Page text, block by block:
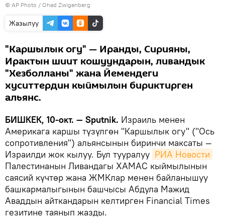
© AP Photo / Ohad Zwigenberg
Жазылуу
"Каршылык огу" — Иранды, Сирияны,
Ирактын шиит кошуундарын, ливандык
"Хезболланы" жана Йемендеги
хуситтердин кыймылын бириктирген
альянс.
БИШКЕК, 10-окт. — Sputnik. Израиль менен
Америкага каршы түзүлгөн "Каршылык огу" ("Ось
сопротивления") альянсынын биринчи максаты —
Израилди жок кылуу. Бул тууралуу РИА Новости
Палестинанын Ливандагы ХАМАС кыймылынын
саясий күчтөр жана ЖМКлар менен байланышуу
башкармалыгынын башчысы Абдула Мажид
Аваддын айткандарын келтирген Financial Times
гезитине таянып жазды.